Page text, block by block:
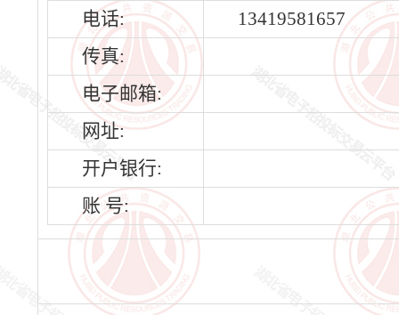
电话:
13419581657
传真:
电子邮箱:
网址:
开户银行:
账 号: